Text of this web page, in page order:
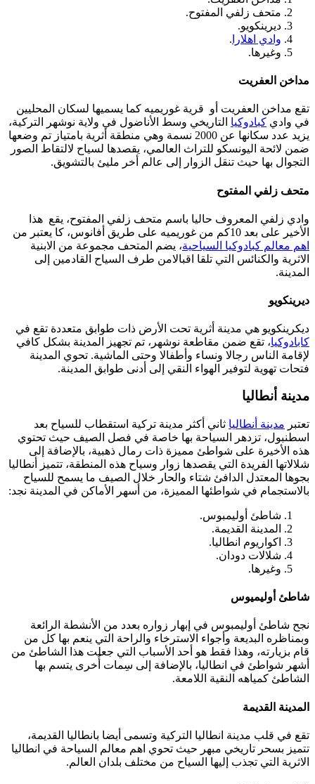
متحف زلفي المفتوح.
ديرينكويو.
وادي اهلارا .
وغيرها.
مداخن العفريت
تقع مداخن العفريت أو قرية غوريميه كما يسميها لسكان المحليين
في وادي كبادوكيا التاريخي وسط الأناضول في ولاية نوشهر التركية،
يزيد عدد سكانها عن 2000 نسمة وهي منطقة أثرية بامتياز تم وضعها
ضمن لائحة اليونسكو للتراث العالمي، يقصدها لسياح لالتقاط الصور
التجوال بها حيث تنقل الزوار إلى عالم أخر مليئ بالتشويق.
متحف زلفي المفتوح
وادي زلفي المعروف حاليا باسم متحف زلفي المفتوح، يقع هذا
الأخير على بعد 10كم من غوريميه على طريق أفانوس، كا يعتبر من
اهم معالم كبادوكيا السياحية، يضم المتحف مجموعة من الابنية
الاثرية والكنائس التي تلقا اقبالامن طرف السياح القادمين إلى
المدينة.
ديرينكويو
ديكرينكويو هي مدينة أثرية تحت الأرض ذات طوابق متعددة تقع في
كابادوكيا، تقع ضمن مقاطعة نوشهر، تم تجهيز المدينة بشكل كافي
لإقامة الناس رجالا ونساء وأطفالا وحتى الماشية. تحوي المدينة
فتحات تهوية لتوفير الهواء النقي إلى أدنى طوابق المدينة.
مدينة أنطاليا
تعتبر مدينة أنطاليا ثاني أكثر مدينة تركية استقطاب للسياح بعد
اسطنبول، تزدهر السياحة بها خاصة في فصل الصيف حيث تحتوي
هذه الأخيرة على شواطئ مميزة ذات رمال ذهبية، بالإضافة إلى
شلالاتها الفريدة التي يقصدها زوار وسياح هذه المنطقة، تتميز أنطاليا
بجوها المعتدل الدافئ شتاء والحار خلال الصيف ما يسمح للسياح
بالاستجمام في شواطئها المميزة، من أسهر الأماكن في المدينة نجد:
شاطئ أوليمبوس.
المدينة القديمة.
اكواريوم انطاليا.
شلالات دودان.
وغيرها.
شاطئ أوليميوس
نجح شاطئ أوليمبوس في إبهار زواره بعدد من الأنشطة الرائعة
وبمناظره البديعة وأجواء الاسترخاء والراحة التي ينعم بها كل من
قام بزيارته، وهذا فقط هو أحد الأسباب التي جعلت هذا الشاطئ من
أشهر شواطئ في انطاليا، بالإضافة إلى سِمات أُخرى يتسم بها
الشاطئ كمياهه النقية اللامعة.
المدينة القديمة
تقع في قلب مدينة انطاليا التركية وتسمى أيضا بانطاليا القديمة،
تتميز بسحر تاريخي مبهر حيث تحوي اهم معالم السياحة في انطاليا
الاثرية التي تجذب إليها السياح من مختلف بلدان العالم.